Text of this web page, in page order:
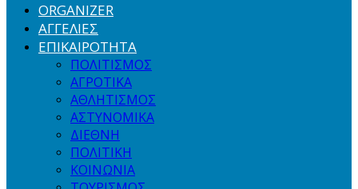
ORGANIZER
ΑΓΓΕΛΙΕΣ
ΕΠΙΚΑΙΡΟΤΗΤΑ
ΠΟΛΙΤΙΣΜΟΣ
ΑΓΡΟΤΙΚΑ
ΑΘΛΗΤΙΣΜΟΣ
ΑΣΤΥΝΟΜΙΚΑ
ΔΙΕΘΝΗ
ΠΟΛΙΤΙΚΗ
ΚΟΙΝΩΝΙΑ